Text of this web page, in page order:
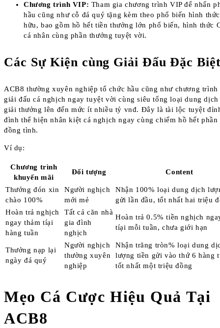
Chương trình VIP: Tham gia chương trình VIP để nhấn
hầu cũng như cỗ đá quý tặng kèm theo phổ biến hình
hữu, bao gồm hồ hết tiền thưởng lớn phổ biến, hình thức
cá nhân cùng phần thưởng tuyệt vời.
Các Sự Kiện cùng Giải Đấu Đặc
ACB8 thường xuyên nghiệp tổ chức hầu cũng như chương trình
giải đấu cá nghịch ngay tuyệt vời cùng siêu tổng loại dung
giải thưởng lên đến mức ít nhiều tỷ vnđ. Đây là tài lộc tuyệt
đình thể hiện nhân kiệt cá nghịch ngay cùng chiếm hồ hết phần
đồng tình.
Ví dụ:
Chương trình
khuyến mãi
Đối tượng Content
Thưởng đón xin
chào 100%
Người nghịch
mới mẻ
Nhận 100% loại dung dịch
gửi lần đầu, tốt nhất hai triệu
Hoàn trả nghịch
ngay thảm tíại
hàng tuần
Tất cả căn nhà
gia đình
nghịch
Hoàn trả 0.5% tiền nghịch
tíại mỗi tuần, chưa giới hạn
Thưởng nạp lại
ngày đá quý
Người nghịch
thường xuyên
nghiệp
Nhận trăng tròn% loại dung
lượng tiền gửi vào thứ 6 hàng
tốt nhất một triệu đồng
Mẹo Cá Cược Hiệu Quả Tại
ACB8